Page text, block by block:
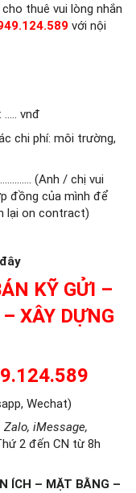
thuê vui lòng nhắn
với nội
….. vnđ
chi phí: môi trường,
(Anh / chị vui
đồng của mình để
lại on contract)
KỸ GỬI –
XÂY DỰNG
Wechat)
Zalo, iMessage,
2 đến CN từ 8h
ÍCH – MẶT BẰNG –